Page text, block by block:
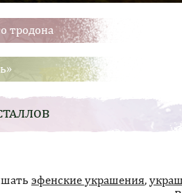
тродона
эфенские украшения,